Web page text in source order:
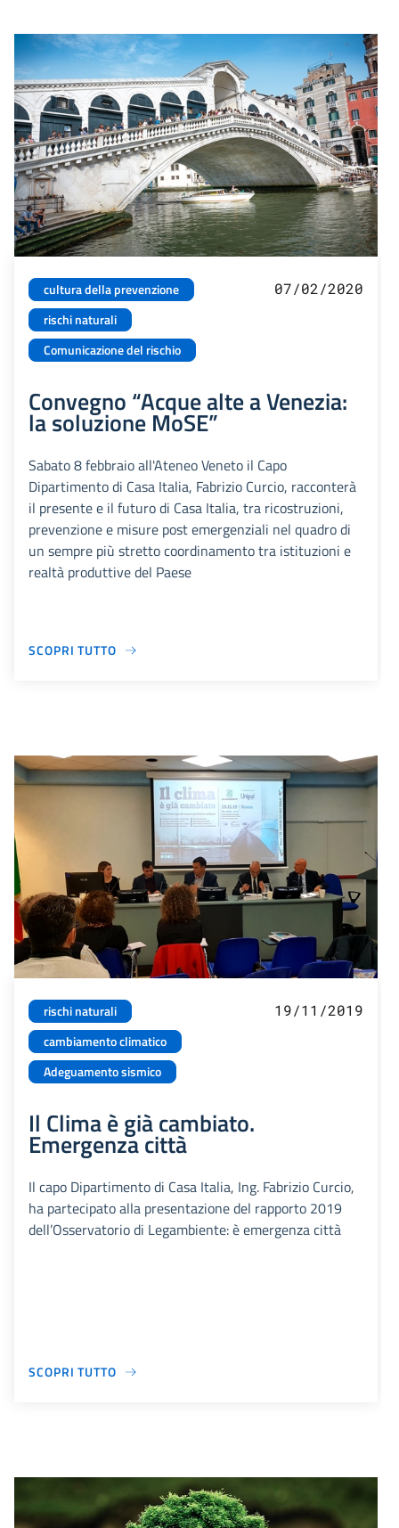
cultura della prevenzione
rischi naturali
Comunicazione del rischio
07/02/2020
Convegno “Acque alte a Venezia:
la soluzione MoSE”
Sabato 8 febbraio all'Ateneo Veneto il Capo
Dipartimento di Casa Italia, Fabrizio Curcio, racconterà
il presente e il futuro di Casa Italia, tra ricostruzioni,
prevenzione e misure post emergenziali nel quadro di
un sempre più stretto coordinamento tra istituzioni e
realtà produttive del Paese
SCOPRI TUTTO
rischi naturali
cambiamento climatico
Adeguamento sismico
19/11/2019
Il Clima è già cambiato.
Emergenza città
Il capo Dipartimento di Casa Italia, Ing. Fabrizio Curcio,
ha partecipato alla presentazione del rapporto 2019
dell’Osservatorio di Legambiente: è emergenza città
SCOPRI TUTTO